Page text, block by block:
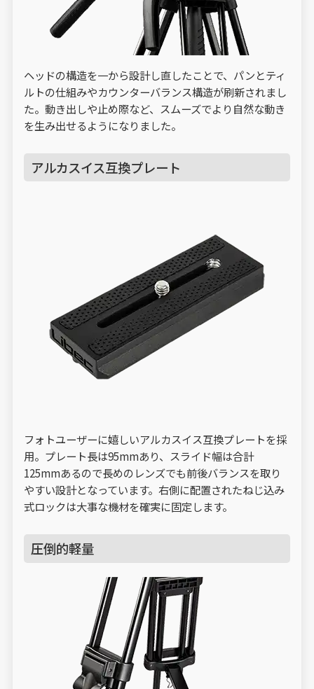
ヘッドの構造を一から設計し直したことで、パンとティ
ルトの仕組みやカウンターバランス構造が刷新されまし
た。動き出しや止め際など、スムーズでより自然な動き
を生み出せるようになりました。
アルカスイス互換プレート
フォトユーザーに嬉しいアルカスイス互換プレートを採
用。プレート長は95mmあり、スライド幅は合計
125mmあるので長めのレンズでも前後バランスを取り
やすい設計となっています。右側に配置されたねじ込み
式ロックは大事な機材を確実に固定します。
圧倒的軽量